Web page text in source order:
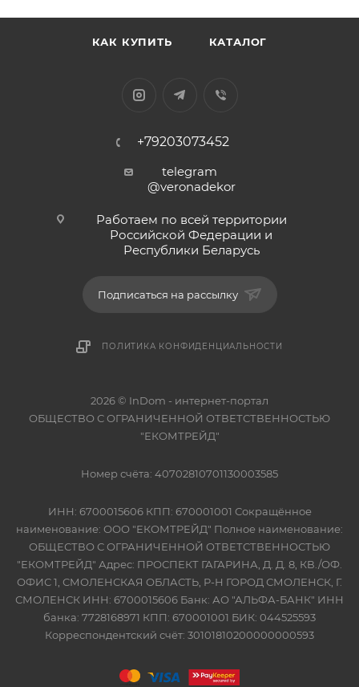
КАК КУПИТЬ КАТАЛОГ
+79203073452
telegram
@veronadekor
Работаем по всей территории
Российской Федерации и
Республики Беларусь
Подписаться на рассылку
ПОЛИТИКА КОНФИДЕНЦИАЛЬНОСТИ
2026 © InDom - интернет-портал
ОБЩЕСТВО С ОГРАНИЧЕННОЙ ОТВЕТСТВЕННОСТЬЮ
"ЕКОМТРЕЙД"
Номер счёта: 40702810701130003585
ИНН: 6700015606 КПП: 670001001 Сокращённое
наименование: ООО "ЕКОМТРЕЙД" Полное наименование:
ОБЩЕСТВО С ОГРАНИЧЕННОЙ ОТВЕТСТВЕННОСТЬЮ
"ЕКОМТРЕЙД" Адрес: ПРОСПЕКТ ГАГАРИНА, Д. Д. 8, КВ./ОФ.
ОФИС 1, СМОЛЕНСКАЯ ОБЛАСТЬ, Р-Н ГОРОД СМОЛЕНСК, Г.
СМОЛЕНСК ИНН: 6700015606 Банк: АО "АЛЬФА-БАНК" ИНН
банка: 7728168971 КПП: 670001001 БИК: 044525593
Корреспондентский счёт: 30101810200000000593